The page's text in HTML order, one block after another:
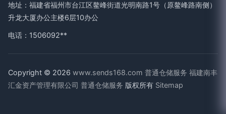
地址：福建省福州市台江区鳌峰街道光明南路1号（原鳌峰路南侧）
升龙大厦办公主楼6层10办公
电话：1506092**
Copyright © 2026 www.sends168.com 普通仓储服务 福建南丰
汇金资产管理有限公司 普通仓储服务 版权所有 Sitemap